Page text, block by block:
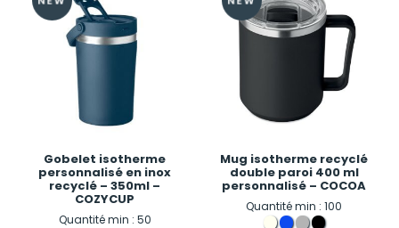
Gobelet isotherme
personnalisé en inox
recyclé – 350ml –
COZYCUP
Quantité min : 50
Mug isotherme recyclé
double paroi 400 ml
personnalisé – COCOA
Quantité min : 100